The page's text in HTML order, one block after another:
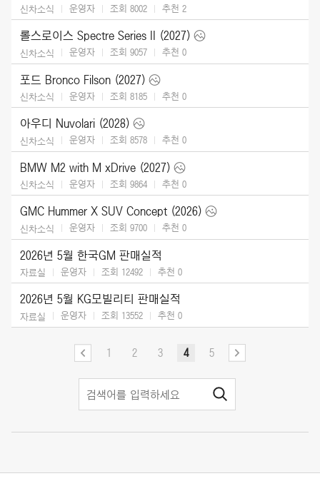
신차소식 운영자 조회 8002 추천 2
롤스로이스 Spectre Series II (2027)
신차소식 운영자 조회 9057 추천 0
포드 Bronco Filson (2027)
신차소식 운영자 조회 8185 추천 0
아우디 Nuvolari (2028)
신차소식 운영자 조회 8578 추천 0
BMW M2 with M xDrive (2027)
신차소식 운영자 조회 9864 추천 0
GMC Hummer X SUV Concept (2026)
신차소식 운영자 조회 9700 추천 0
2026년 5월 한국GM 판매실적
자료실 운영자 조회 12492 추천 0
2026년 5월 KG모빌리티 판매실적
자료실 운영자 조회 13552 추천 0
1 2 3 4 5